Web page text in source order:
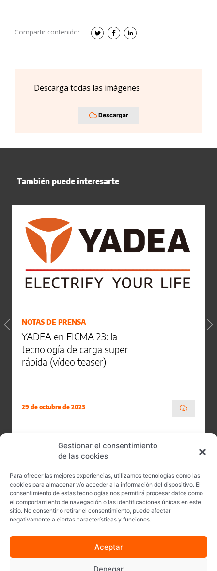
Gestionar el consentimiento
de las cookies
Para ofrecer las mejores experiencias, utilizamos tecnologías como las
cookies para almacenar y/o acceder a la información del dispositivo. El
consentimiento de estas tecnologías nos permitirá procesar datos como
el comportamiento de navegación o las identificaciones únicas en este
sitio. No consentir o retirar el consentimiento, puede afectar
negativamente a ciertas características y funciones.
Aceptar
Denegar
Compartir contenido:
Descarga todas las imágenes
Descargar
También puede interesarte
NOTAS DE PRENSA
YADEA en EICMA 23: la
tecnología de carga super
rápida (vídeo teaser)
29 de octubre de 2023